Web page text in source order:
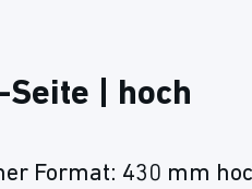
| hoch
Format: 430 mm